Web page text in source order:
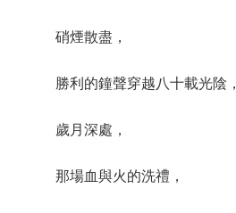
硝煙散盡，
勝利的鐘聲穿越八十載光陰，
歲月深處，
那場血與火的洗禮，